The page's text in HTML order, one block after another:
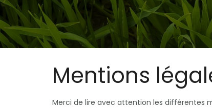
Mentions
Merci de lire avec attention les différentes